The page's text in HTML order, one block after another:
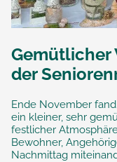
Gemütlicher
der
Ende November
ein kleiner, sehr
festlicher
Bewohner,
Nachmittag